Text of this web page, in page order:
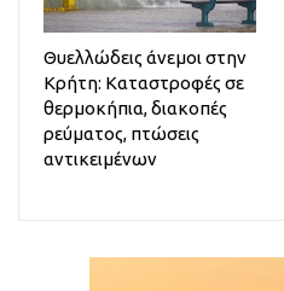
Θυελλώδεις άνεμοι στην
Κρήτη: Καταστροφές σε
θερμοκήπια, διακοπές
ρεύματος, πτώσεις
αντικειμένων